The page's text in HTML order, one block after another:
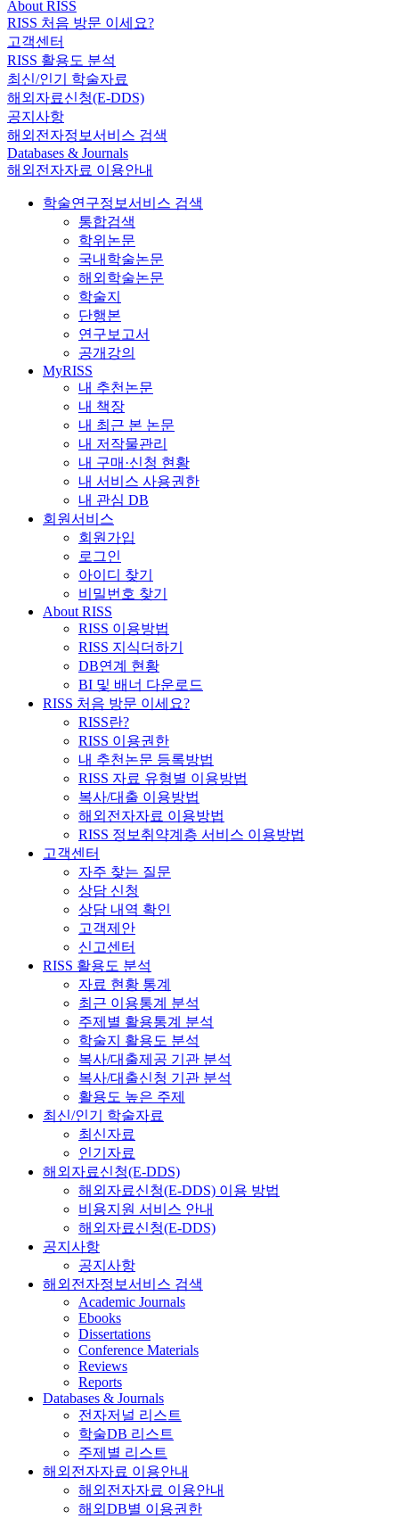
About RISS
RISS 처음 방문 이세요?
고객센터
RISS 활용도 분석
최신/인기 학술자료
해외자료신청(E-DDS)
공지사항
해외전자정보서비스 검색
Databases & Journals
해외전자자료 이용안내
학술연구정보서비스 검색
통합검색
학위논문
국내학술논문
해외학술논문
학술지
단행본
연구보고서
공개강의
MyRISS
내 추천논문
내 책장
내 최근 본 논문
내 저작물관리
내 구매·신청 현황
내 서비스 사용권한
내 관심 DB
회원서비스
회원가입
로그인
아이디 찾기
비밀번호 찾기
About RISS
RISS 이용방법
RISS 지식더하기
DB연계 현황
BI 및 배너 다운로드
RISS 처음 방문 이세요?
RISS란?
RISS 이용권한
내 추천논문 등록방법
RISS 자료 유형별 이용방법
복사/대출 이용방법
해외전자자료 이용방법
RISS 정보취약계층 서비스 이용방법
고객센터
자주 찾는 질문
상담 신청
상담 내역 확인
고객제안
신고센터
RISS 활용도 분석
자료 현황 통계
최근 이용통계 분석
주제별 활용통계 분석
학술지 활용도 분석
복사/대출제공 기관 분석
복사/대출신청 기관 분석
활용도 높은 주제
최신/인기 학술자료
최신자료
인기자료
해외자료신청(E-DDS)
해외자료신청(E-DDS) 이용 방법
비용지원 서비스 안내
해외자료신청(E-DDS)
공지사항
공지사항
해외전자정보서비스 검색
Academic Journals
Ebooks
Dissertations
Conference Materials
Reviews
Reports
Databases & Journals
전자저널 리스트
학술DB 리스트
주제별 리스트
해외전자자료 이용안내
해외전자자료 이용안내
해외DB별 이용권한